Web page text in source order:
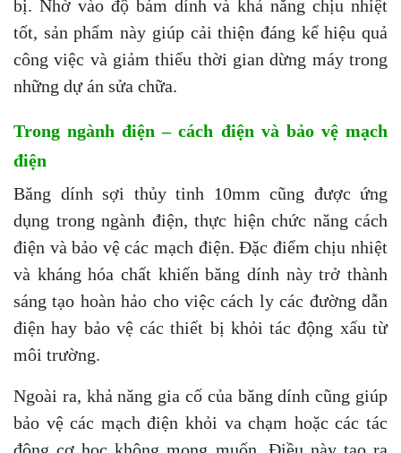
bị. Nhờ vào độ bám dính và khả năng chịu nhiệt
tốt, sản phẩm này giúp cải thiện đáng kể hiệu quả
công việc và giảm thiểu thời gian dừng máy trong
những dự án sửa chữa.
Trong ngành điện – cách điện và bảo vệ mạch
điện
Băng dính sợi thủy tinh 10mm cũng được ứng
dụng trong ngành điện, thực hiện chức năng cách
điện và bảo vệ các mạch điện. Đặc điểm chịu nhiệt
và kháng hóa chất khiến băng dính này trở thành
sáng tạo hoàn hảo cho việc cách ly các đường dẫn
điện hay bảo vệ các thiết bị khỏi tác động xấu từ
môi trường.
Ngoài ra, khả năng gia cố của băng dính cũng giúp
bảo vệ các mạch điện khỏi va chạm hoặc các tác
động cơ học không mong muốn. Điều này tạo ra